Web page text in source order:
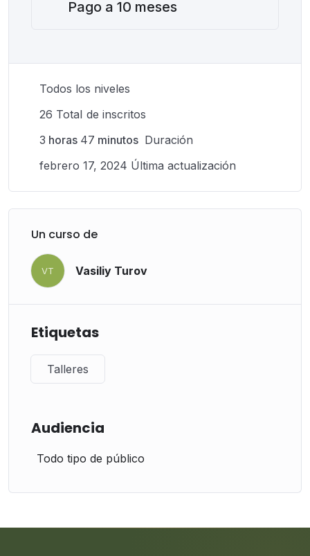
Mejora de la Circulación:El calor emanado de las
combinación de hierbas seleccionadas fortalece el
sistema inmunológico, mejorando la capacidad del
Pago a 10 meses
Todos los niveles
26 TotaI de inscritos
3 horas 47 minutos Duración
febrero 17, 2024 Última actualización
Un curso de
VT Vasiliy Turov
Etiquetas
Talleres
Audiencia
Todo tipo de público